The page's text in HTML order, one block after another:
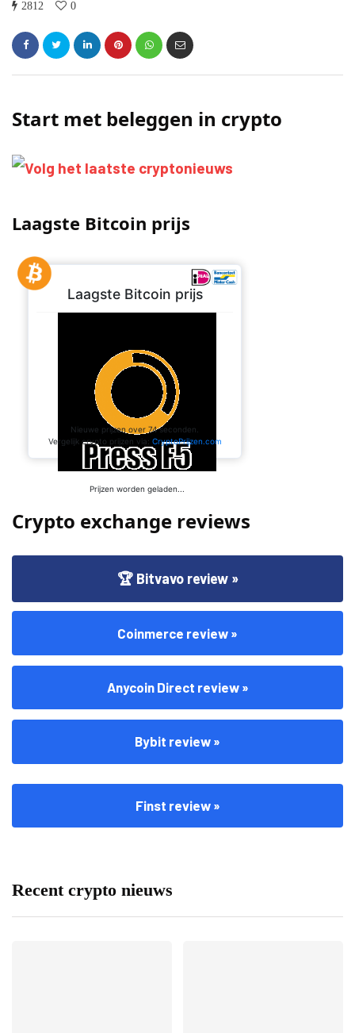
2812 0
Start met beleggen in crypto
Laagste Bitcoin prijs
Crypto exchange reviews
🏆 Bitvavo review »
Coinmerce review »
Anycoin Direct review »
Bybit review »
Finst review »
Recent crypto nieuws